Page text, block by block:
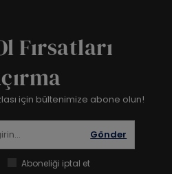
Fırsatları
için bültenimize abone olun!
Gönder
Aboneliği iptal et